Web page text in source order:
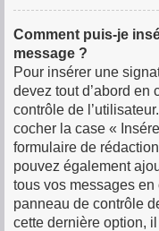
Comment puis-je
message ?
Pour insérer une
devez tout d’abord en
contrôle de
cocher la case «
formulaire de
pouvez également
tous vos messages
panneau de contrôle
cette dernière option,